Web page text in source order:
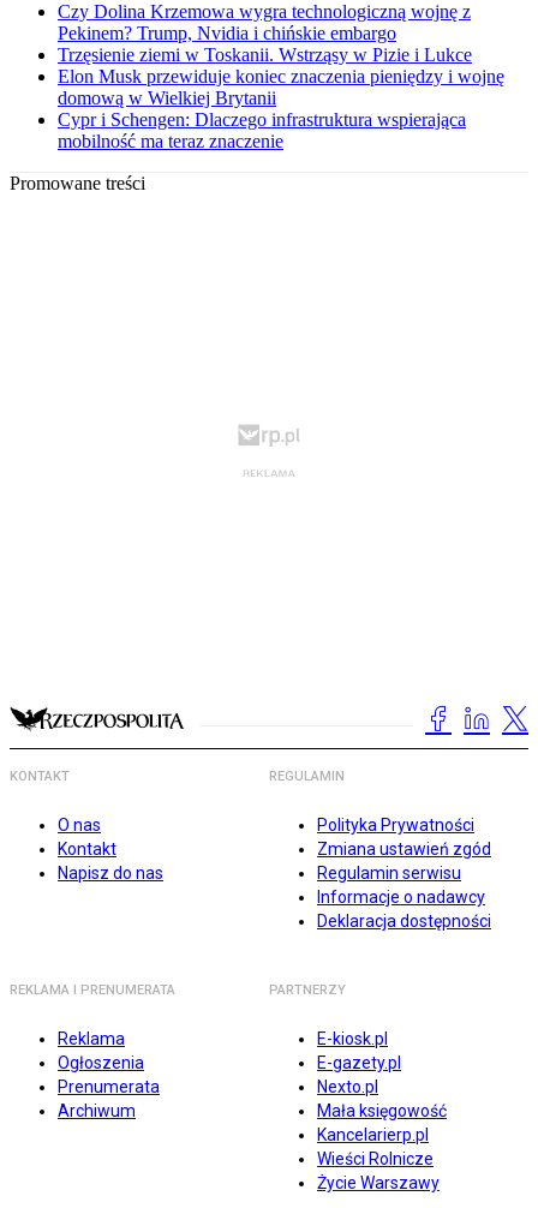
Czy Dolina Krzemowa wygra technologiczną wojnę z
Pekinem? Trump, Nvidia i chińskie embargo
Trzęsienie ziemi w Toskanii. Wstrząsy w Pizie i Lukce
Elon Musk przewiduje koniec znaczenia pieniędzy i wojnę
domową w Wielkiej Brytanii
Cypr i Schengen: Dlaczego infrastruktura wspierająca
mobilność ma teraz znaczenie
Promowane treści
KONTAKT
O nas
Kontakt
Napisz do nas
REGULAMIN
Polityka Prywatności
Zmiana ustawień zgód
Regulamin serwisu
Informacje o nadawcy
Deklaracja dostępności
REKLAMA I PRENUMERATA
Reklama
Ogłoszenia
Prenumerata
Archiwum
PARTNERZY
E-kiosk.pl
E-gazety.pl
Nexto.pl
Mała księgowość
Kancelarierp.pl
Wieści Rolnicze
Życie Warszawy